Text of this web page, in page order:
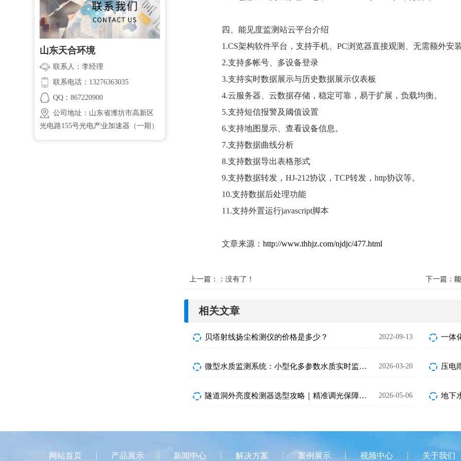
山东天合环境
联系人：李经理
联系电话：13276363035
QQ：867220900
公司地址：山东省潍坊市高新区
光电路155号光电产业加速器（一期）
四、能见度监测站云平台介绍
1.CS架构软件平台，支持手机、PC浏览器直接观测、无需额外安
2.支持多帐号、多设备登录
3.支持实时数据展示与历史数据展示仪表板
4.云服务器、云数据存储，稳定可靠，易于扩展，负载均衡。
5.支持短信报警及阈值设置
6.支持地图显示、查看设备信息。
7.支持数据曲线分析
8.支持数据导出表格形式
9.支持数据转发，HJ-212协议，TCP转发，http协议等。
10.支持数据后处理功能
11.支持外置运行javascript脚本
文章来源：http://www.thhjz.com/njdjc/477.html
上一篇：：没有了！ 下一篇：
相关文章
贝塔射线扬尘检测仪的价格是多少？ 2022-09-13 一体
微型水质监测系统：小型化多参数水质实时监测设备 2026-03-20 压电
隧道洞外亮度检测器选型攻略｜精准调光保障行车安全 2026-05-06
网站首页 产品展示 新闻中心 解决方案 案例展示 视频中心 关于我们